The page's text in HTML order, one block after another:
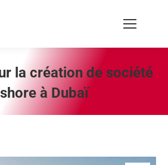
Recherche
:
la création de société
à Dubaï
Vous êtes ici :